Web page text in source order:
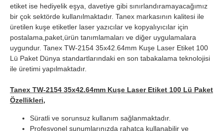
etiket ise hediyelik eşya, davetiye gibi sınırlandıramayacağımız
bir çok sektörde kullanılmaktadır. Tanex markasının kalitesi ile
üretilen kuşe etiketler laser yazıcılar ve kopyalıyıcılar için
postalama,paket,ürün tanımlamaları ve diğer uygulamalara
uygundur. Tanex TW-2154 35x42.64mm Kuşe Laser Etiket 100
Lü Paket Dünya standartlarındaki en son tabakalama teknolojisi
ile üretimi yapılmaktadır.
Tanex TW-2154 35x42.64mm Kuşe Laser Etiket 100 Lü Paket
Özellikleri,
Süratli ve sorunsuz kullanım sağlanmaktadır.
Profesyonel sunumlarınızda rahatça kullanabilir ve